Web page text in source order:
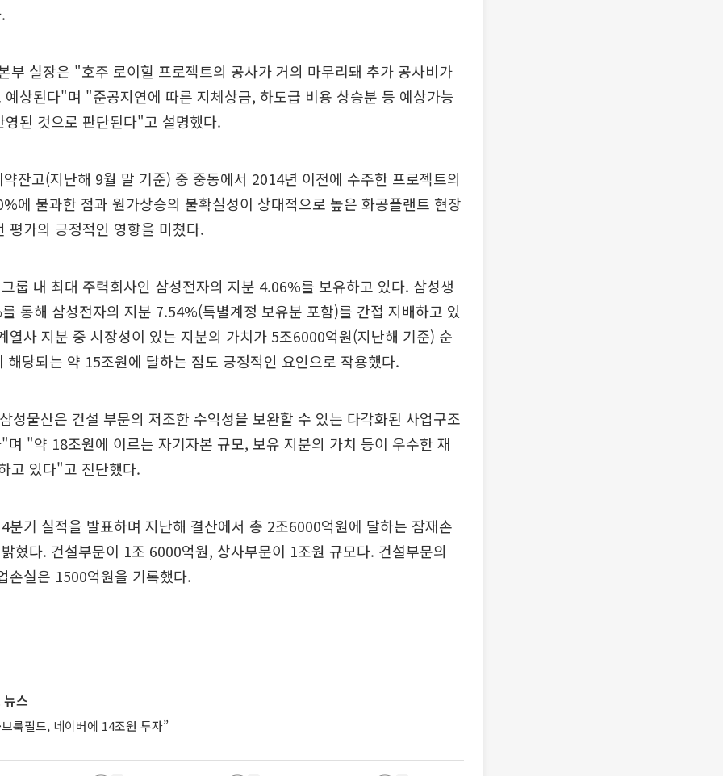
부 실장은 "호주 로이힐 프로젝트의 공사가 거의 마무리돼 추가 공사비가
예상된다"며 "준공지연에 따른 지체상금, 하도급 비용 상승분 등 예상가능
영된 것으로 판단된다"고 설명했다.
잔고(지난해 9월 말 기준) 중 중동에서 2014년 이전에 수주한 프로젝트의
에 불과한 점과 원가상승의 불확실성이 상대적으로 높은 화공플랜트 현장
평가의 긍정적인 영향을 미쳤다.
룹 내 최대 주력회사인 삼성전자의 지분 4.06%를 보유하고 있다. 삼성생
통해 삼성전자의 지분 7.54%(특별계정 보유분 포함)를 간접 지배하고 있
열사 지분 중 시장성이 있는 지분의 가치가 5조6000억원(지난해 기준) 순
해당되는 약 15조원에 달하는 점도 긍정적인 요인으로 작용했다.
성물산은 건설 부문의 저조한 수익성을 보완할 수 있는 다각화된 사업구조
며 "약 18조원에 이르는 자기자본 규모, 보유 지분의 가치 등이 우수한 재
고 있다"고 진단했다.
분기 실적을 발표하며 지난해 결산에서 총 2조6000억원에 달하는 잠재손
혔다. 건설부문이 1조 6000억원, 상사부문이 1조원 규모다. 건설부문의
손실은 1500억원을 기록했다.
스
룩필드, 네이버에 14조원 투자”